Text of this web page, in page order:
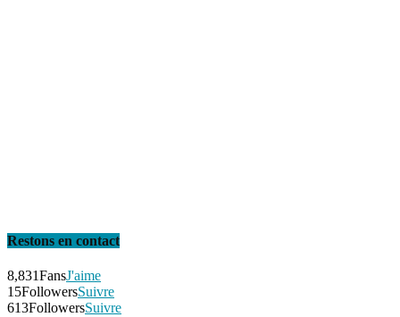
Restons en contact
8,831FansJ'aime
15FollowersSuivre
613FollowersSuivre